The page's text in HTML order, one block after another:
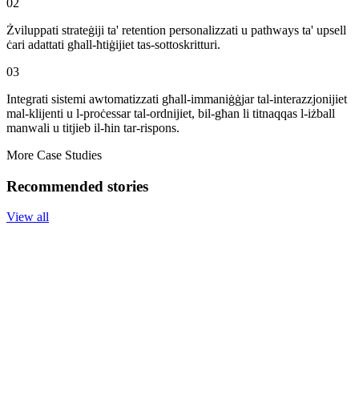
Żviluppati strateġiji ta' retention personalizzati u pathways ta' upsell
ċari adattati għall-ħtiġijiet tas-sottoskritturi.
03
Integrati sistemi awtomatizzati għall-immaniġġjar tal-interazzjonijiet
mal-klijenti u l-proċessar tal-ordnijiet, bil-għan li titnaqqas l-iżball
manwali u titjieb il-ħin tar-rispons.
More Case Studies
Recommended stories
View all